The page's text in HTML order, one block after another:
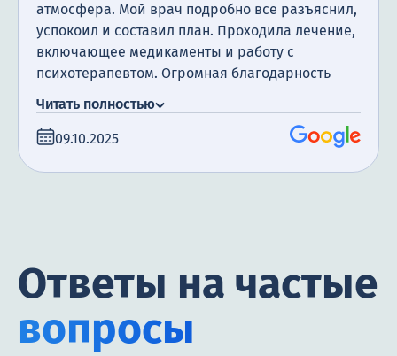
атмосфера. Мой врач подробно все разъяснил,
успокоил и составил план. Проходила лечение,
включающее медикаменты и работу с
психотерапевтом. Огромная благодарность
Читать полностью
09.10.2025
Ответы на частые
вопросы